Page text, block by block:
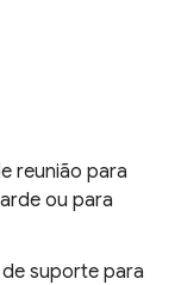
reunião para
ou para
suporte para